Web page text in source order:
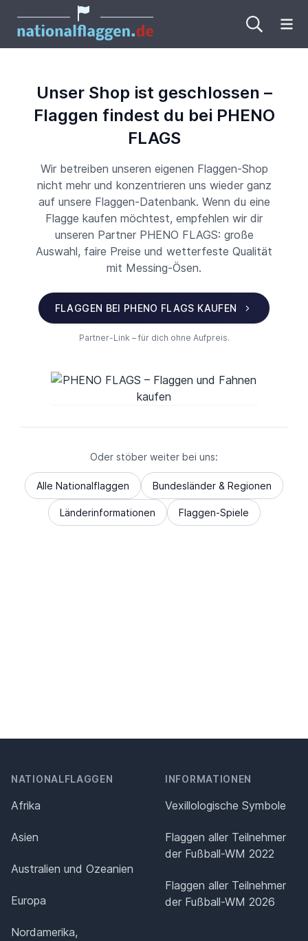
Unser Shop ist geschlossen –
Flaggen findest du bei PHENO
FLAGS
Wir betreiben unseren eigenen Flaggen-Shop
nicht mehr und konzentrieren uns wieder ganz
auf unsere Flaggen-Datenbank. Wenn du eine
Flagge kaufen möchtest, empfehlen wir dir
unseren Partner PHENO FLAGS: große
Auswahl, faire Preise und wetterfeste Qualität
mit Messing-Ösen.
FLAGGEN BEI PHENO FLAGS KAUFEN
Partner-Link – für dich ohne Aufpreis.
Oder stöber weiter bei uns:
Alle Nationalflaggen Bundesländer & Regionen
Länderinformationen Flaggen-Spiele
NATIONALFLAGGEN
Afrika
Asien
Australien und Ozeanien
Europa
Nordamerika,
INFORMATIONEN
Vexillologische Symbole
Flaggen aller Teilnehmer
der Fußball-WM 2022
Flaggen aller Teilnehmer
der Fußball-WM 2026